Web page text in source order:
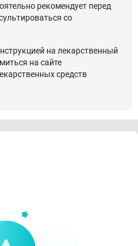
рекомендует перед
со
на лекарственный
на сайте
средств